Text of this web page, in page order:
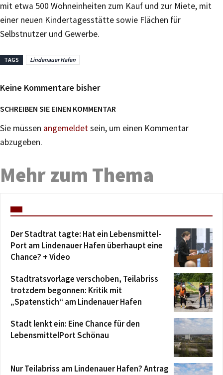
mit etwa 500 Wohneinheiten zum Kauf und zur Miete, mit
einer neuen Kindertagesstätte sowie Flächen für
Selbstnutzer und Gewerbe.
TAGS Lindenauer Hafen
Keine Kommentare bisher
SCHREIBEN SIE EINEN KOMMENTAR
Sie müssen angemeldetsein, um einen Kommentar
abzugeben.
Mehr zum Thema
Der Stadtrat tagte: Hat ein Lebensmittel-
Port am Lindenauer Hafen überhaupt eine
Chance? + Video
Stadtratsvorlage verschoben, Teilabriss
trotzdem begonnen: Kritik mit
„Spatenstich“ am Lindenauer Hafen
Stadt lenkt ein: Eine Chance für den
LebensmittelPort Schönau
Nur Teilabriss am Lindenauer Hafen? Antrag